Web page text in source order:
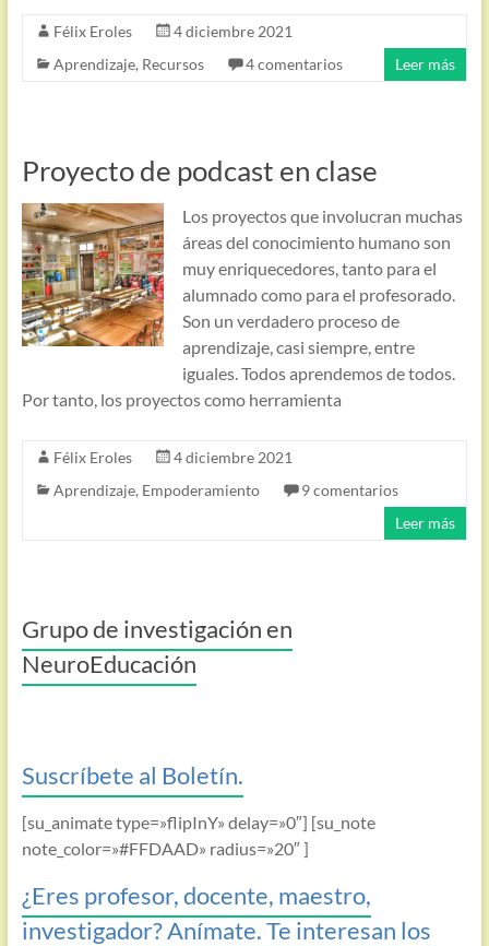
Félix Eroles
4 diciembre 2021
Aprendizaje, Recursos 4 comentarios Leer más
Proyecto de podcast en clase
Los proyectos que involucran muchas
áreas del conocimiento humano son
muy enriquecedores, tanto para el
alumnado como para el profesorado.
Son un verdadero proceso de
aprendizaje, casi siempre, entre
iguales. Todos aprendemos de todos.
Por tanto, los proyectos como herramienta
Félix Eroles
4 diciembre 2021
Aprendizaje, Empoderamiento
9 comentarios
Leer más
Grupo de investigación en
NeuroEducación
Suscríbete al Boletín.
[su_animate type=»flipInY» delay=»0″] [su_note
note_color=»#FFDAAD» radius=»20″ ]
¿Eres profesor, docente, maestro,
investigador? Anímate. Te interesan los